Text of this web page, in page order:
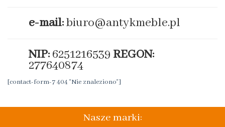
e-mail:biuro@antykmeble.pl
NIP: 6251216539 REGON:
277640874
[contact-form-7 404 "Nie znaleziono"]
Nasze marki: